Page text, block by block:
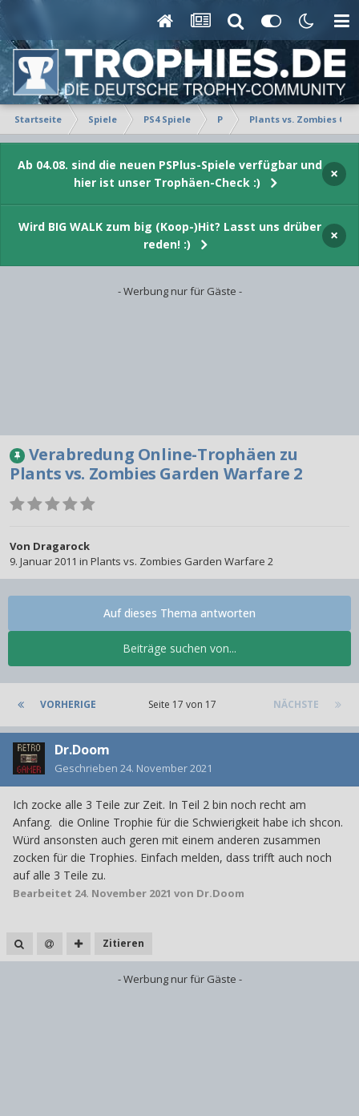
Startseite Spiele PS4 Spiele P Plants vs. Zombies
Ab 04.08. sind die neuen PSPlus-Spiele verfügbar und
hier ist unser Trophäen-Check :)
×
Wird BIG WALK zum big (Koop-)Hit? Lasst uns drüber
reden! :)
×
- Werbung nur für Gäste -
Verabredung Online-Trophäen zu
Plants vs. Zombies Garden Warfare 2
Von Dragarock
9. Januar 2011 in Plants vs. Zombies Garden Warfare 2
Beiträge suchen von...
Auf dieses Thema antworten
VORHERIGE NÄCHSTE
Seite 17 von 17
Dr.Doom
Geschrieben 24. November 2021
Ich zocke alle 3 Teile zur Zeit. In Teil 2 bin noch recht am
Anfang. die Online Trophie für die Schwierigkeit habe ich shcon.
Würd ansonsten auch geren mit einem anderen zusammen
zocken für die Trophies. Einfach melden, dass trifft auch noch
auf alle 3 Teile zu.
Bearbeitet 24. November 2021 von Dr.Doom
Zitieren
- Werbung nur für Gäste -